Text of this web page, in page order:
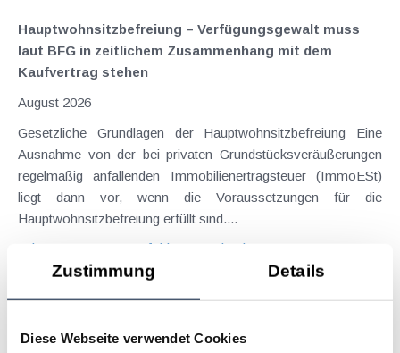
Zustimmung Details
Diese Webseite verwendet Cookies
Hauptwohnsitz​­befreiung – Verfügungsgewalt muss
laut BFG in zeitlichem Zusammenhang mit dem
Kaufvertrag stehen
August 2026
Gesetzliche Grundlagen der Hauptwohnsitzbefreiung Eine
Ausnahme von der bei privaten Grundstücksveräußerungen
regelmäßig anfallenden Immobilienertragsteuer (ImmoESt)
liegt dann vor, wenn die Voraussetzungen für die
Hauptwohnsitzbefreiung erfüllt sind....
Langtext
empfehlen drucken
Tagesgelder auch bei eintägiger Reise ohne